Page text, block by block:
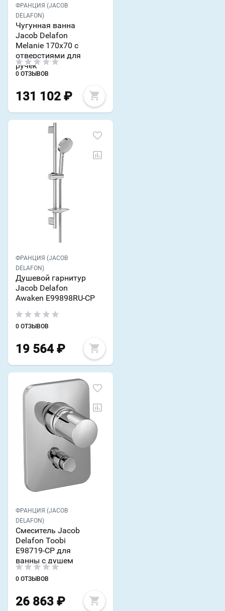
ФРАНЦИЯ (JACOB
DELAFON)
Чугунная ванна
Jacob Delafon
Melanie 170х70 с
отверстиями для
ручек
0 ОТЗЫВОВ
131 102 ₽
ФРАНЦИЯ (JACOB
DELAFON)
Душевой гарнитур
Jacob Delafon
Awaken E99898RU-CP
0 ОТЗЫВОВ
19 564 ₽
ФРАНЦИЯ (JACOB
DELAFON)
Смеситель Jacob
Delafon Toobi
E98719-CP для
ванны с душем
0 ОТЗЫВОВ
26 863 ₽